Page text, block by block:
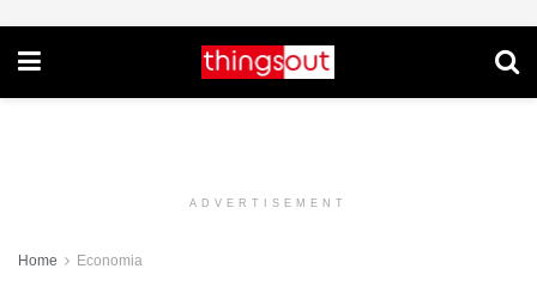
ADVERTISEMENT
Home Economia